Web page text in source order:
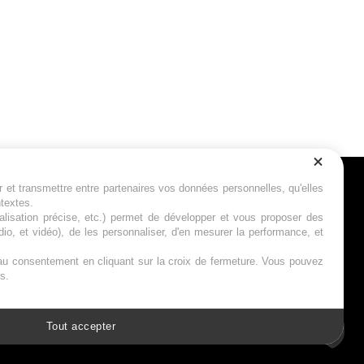
nous
transmettre entre partenaires vos données personnelles, qu'elles
précise, etc.) permet de développer et vous proposer des
et vidéo), de les personnaliser, d'en mesurer la performance, et
en cliquant sur la croix de fermeture. Vous pouvez
Tout accepter